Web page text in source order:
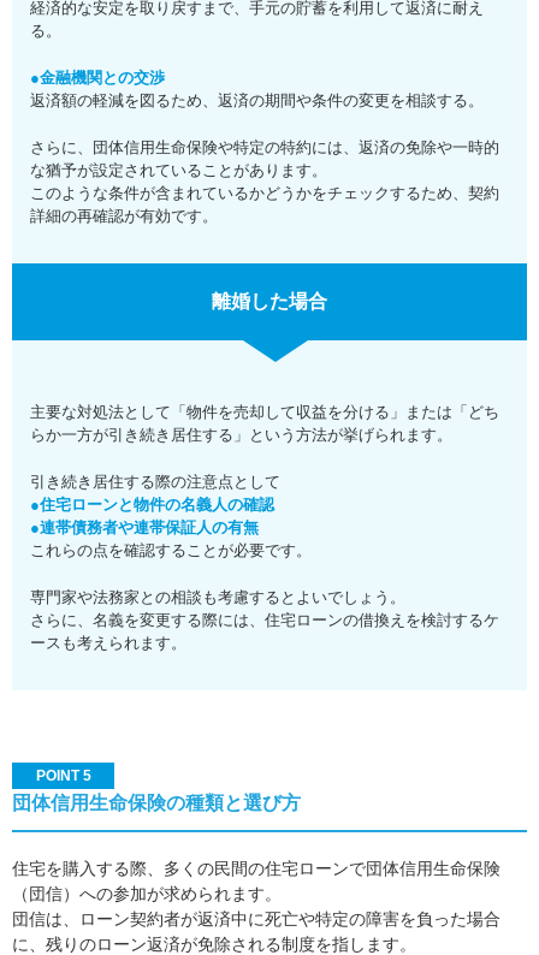
経済的な安定を取り戻すまで、手元の貯蓄を利用して返済に耐え
る。
●金融機関との交渉
返済額の軽減を図るため、返済の期間や条件の変更を相談する。
さらに、団体信用生命保険や特定の特約には、返済の免除や一時的
な猶予が設定されていることがあります。
このような条件が含まれているかどうかをチェックするため、契約
詳細の再確認が有効です。
離婚した場合
主要な対処法として「物件を売却して収益を分ける」または「どち
らか一方が引き続き居住する」という方法が挙げられます。
引き続き居住する際の注意点として
●住宅ローンと物件の名義人の確認
●連帯債務者や連帯保証人の有無
これらの点を確認することが必要です。
専門家や法務家との相談も考慮するとよいでしょう。
さらに、名義を変更する際には、住宅ローンの借換えを検討するケ
ースも考えられます。
POINT 5
団体信用生命保険の種類と選び方
住宅を購入する際、多くの民間の住宅ローンで団体信用生命保険
（団信）への参加が求められます。
団信は、ローン契約者が返済中に死亡や特定の障害を負った場合
に、残りのローン返済が免除される制度を指します。